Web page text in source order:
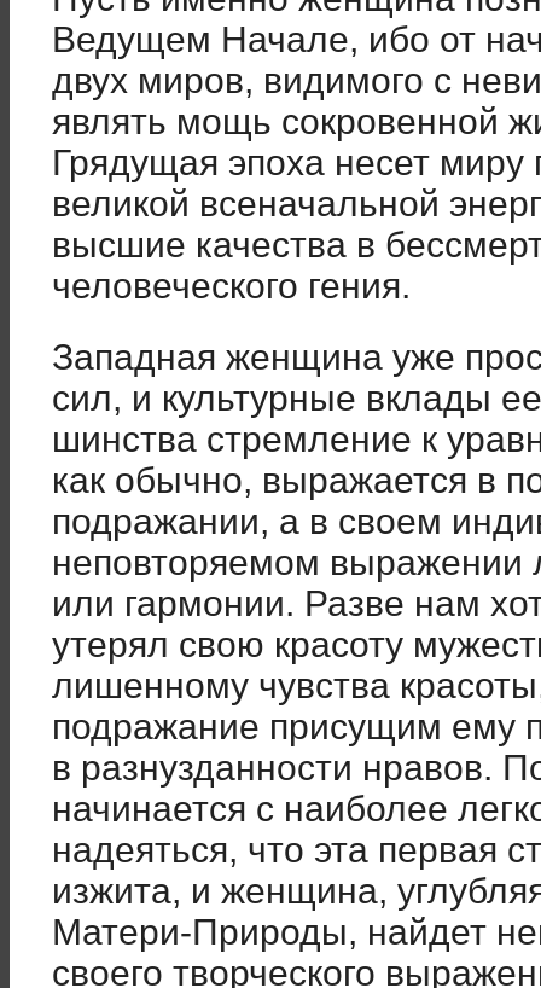
Ведущем Начале, ибо от
двух миров, видимого с
являть мощь сокровенной
Грядущая эпоха несет
великой всеначальной
высшие каче­ства в
человеческого гения.
Западная женщина уже
сил, и культурные вклады
шинства стремление к
как обычно, выражается в
подража­нии, а в своем
неповторяемом выраже­нии
или гармонии. Разве нам
утерял свою красоту
лишенному чувства
подражание присущим ему
в разнузданности нравов.
начинается с наиболее
надеяться, что эта первая
изжита, и женщина,
Матери-При­роды, найдет
своего творческого